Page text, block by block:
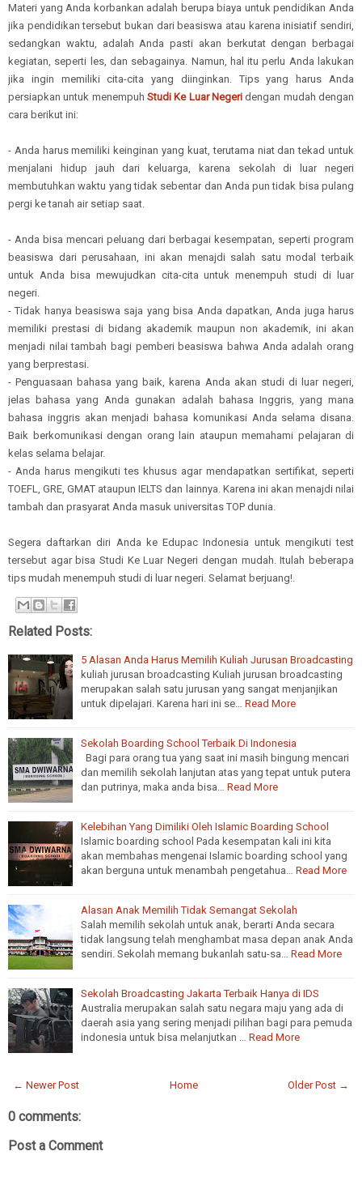
Materi yang Anda korbankan adalah berupa biaya untuk pendidikan Anda
jika pendidikan tersebut bukan dari beasiswa atau karena inisiatif sendiri,
sedangkan waktu, adalah Anda pasti akan berkutat dengan berbagai
kegiatan, seperti les, dan sebagainya. Namun, hal itu perlu Anda lakukan
jika ingin memiliki cita-cita yang diinginkan. Tips yang harus Anda
persiapkan untuk menempuh Studi Ke Luar Negeri dengan mudah dengan
cara berikut ini:
- Anda harus memiliki keinginan yang kuat, terutama niat dan tekad untuk
menjalani hidup jauh dari keluarga, karena sekolah di luar negeri
membutuhkan waktu yang tidak sebentar dan Anda pun tidak bisa pulang
pergi ke tanah air setiap saat.
- Anda bisa mencari peluang dari berbagai kesempatan, seperti program
beasiswa dari perusahaan, ini akan menajdi salah satu modal terbaik
untuk Anda bisa mewujudkan cita-cita untuk menempuh studi di luar
negeri.
- Tidak hanya beasiswa saja yang bisa Anda dapatkan, Anda juga harus
memiliki prestasi di bidang akademik maupun non akademik, ini akan
menjadi nilai tambah bagi pemberi beasiswa bahwa Anda adalah orang
yang berprestasi.
- Penguasaan bahasa yang baik, karena Anda akan studi di luar negeri,
jelas bahasa yang Anda gunakan adalah bahasa Inggris, yang mana
bahasa inggris akan menjadi bahasa komunikasi Anda selama disana.
Baik berkomunikasi dengan orang lain ataupun memahami pelajaran di
kelas selama belajar.
- Anda harus mengikuti tes khusus agar mendapatkan sertifikat, seperti
TOEFL, GRE, GMAT ataupun IELTS dan lainnya. Karena ini akan menajdi nilai
tambah dan prasyarat Anda masuk universitas TOP dunia.
Segera daftarkan diri Anda ke Edupac Indonesia untuk mengikuti test
tersebut agar bisa Studi Ke Luar Negeri dengan mudah. Itulah beberapa
tips mudah menempuh studi di luar negeri. Selamat berjuang!.
Related Posts:
5 Alasan Anda Harus Memilih Kuliah Jurusan Broadcasting
kuliah jurusan broadcasting Kuliah jurusan broadcasting
merupakan salah satu jurusan yang sangat menjanjikan
untuk dipelajari. Karena hari ini se…
Read More
Sekolah Boarding School Terbaik Di Indonesia
Bagi para orang tua yang saat ini masih bingung mencari
dan memilih sekolah lanjutan atas yang tepat untuk putera
dan putrinya, maka anda bisa…
Read More
Kelebihan Yang Dimiliki Oleh Islamic Boarding School
Islamic boarding school Pada kesempatan kali ini kita
akan membahas mengenai Islamic boarding school yang
akan berguna untuk menambah pengetahua…
Read More
Alasan Anak Memilih Tidak Semangat Sekolah
Salah memilih sekolah untuk anak, berarti Anda secara
tidak langsung telah menghambat masa depan anak Anda
sendiri. Sekolah memang bukanlah satu-sa…
Read More
Sekolah Broadcasting Jakarta Terbaik Hanya di IDS
Australia merupakan salah satu negara maju yang ada di
daerah asia yang sering menjadi pilihan bagi para pemuda
indonesia untuk bisa melanjutkan …
Read More
← Newer Post Older Post →
Home
0 comments:
Post a Comment